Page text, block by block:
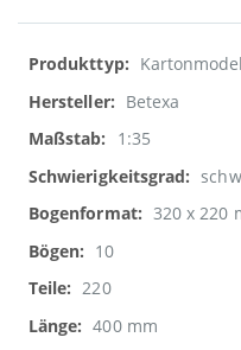
Weitere
InformationenBetexa
1:35
320 x 220
10
220
400 mm